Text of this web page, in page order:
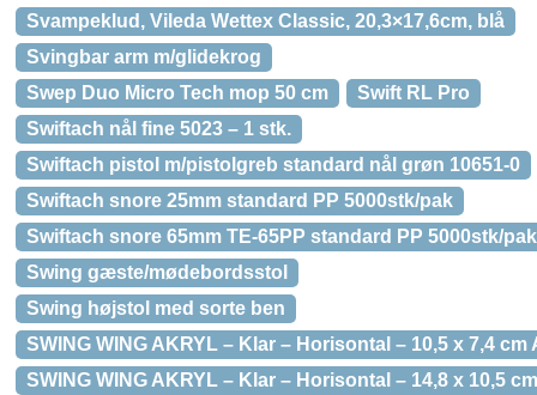
Svampeklud, Vileda Wettex Classic, 20,3×17,6cm, blå
Svingbar arm m/glidekrog
Swep Duo Micro Tech mop 50 cm
Swift RL Pro
Swiftach nål fine 5023 – 1 stk.
Swiftach pistol m/pistolgreb standard nål grøn 10651-0
Swiftach snore 25mm standard PP 5000stk/pak
Swiftach snore 65mm TE-65PP standard PP 5000stk/pak
Swing gæste/mødebordsstol
Swing højstol med sorte ben
SWING WING AKRYL – Klar – Horisontal – 10,5 x 7,4 cm
SWING WING AKRYL – Klar – Horisontal – 14,8 x 10,5